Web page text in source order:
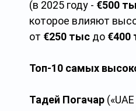
(в 2025 году - €500
которое влияют
от €250 тыс до €400
Топ-10 самых
Тадей Погачар